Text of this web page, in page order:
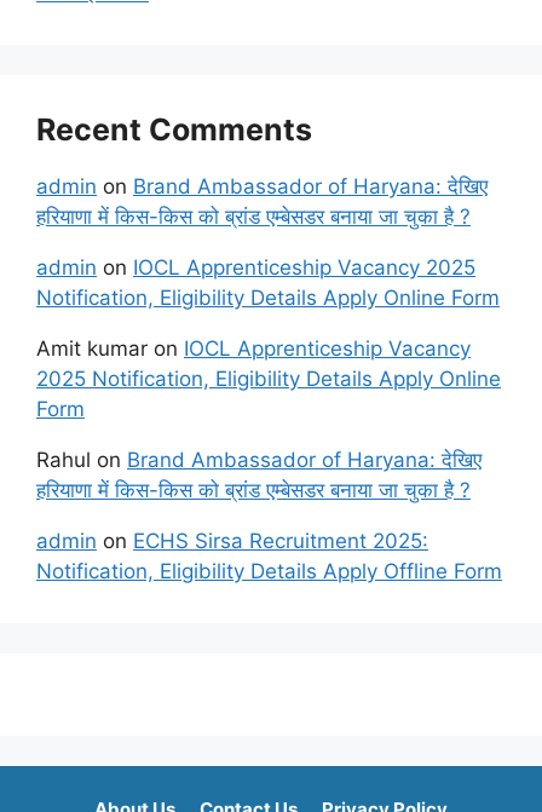
Recent Comments
admin on Brand Ambassador of Haryana: देखिए
हरियाणा में किस-किस को ब्रांड एम्बेसडर बनाया जा चुका है ?
admin on IOCL Apprenticeship Vacancy 2025
Notification, Eligibility Details Apply Online Form
Amit kumar on IOCL Apprenticeship Vacancy
2025 Notification, Eligibility Details Apply Online
Form
Rahul on Brand Ambassador of Haryana: देखिए
हरियाणा में किस-किस को ब्रांड एम्बेसडर बनाया जा चुका है ?
admin on ECHS Sirsa Recruitment 2025:
Notification, Eligibility Details Apply Offline Form